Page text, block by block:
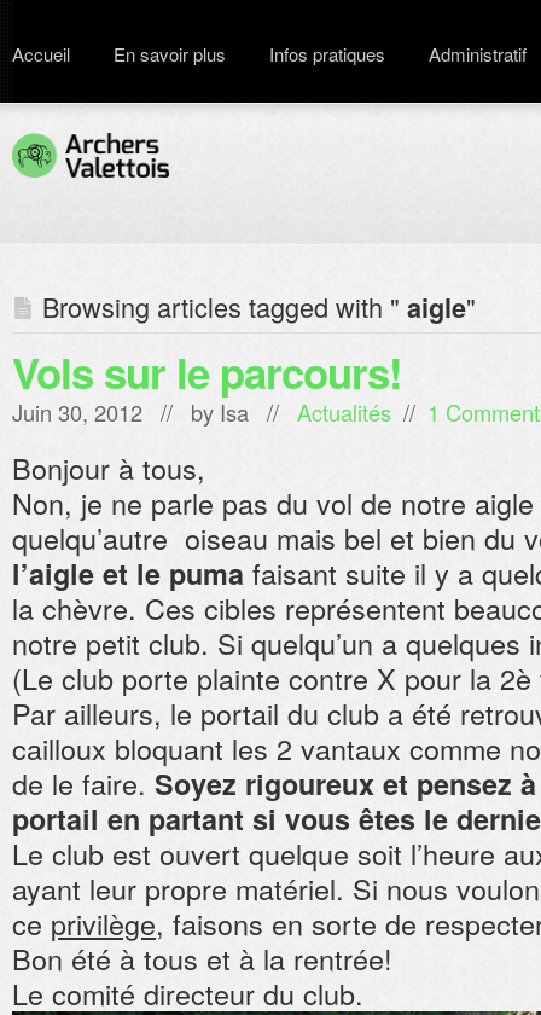
Accueil En savoir plus Infos pratiques Administratif
Browsing articles tagged with " aigle"
Vols sur le parcours!
Juin 30, 2012 // by Isa // Actualités // 1 Comment
Bonjour à tous,
Non, je ne parle pas du vol de notre
quelqu’autre oiseau mais bel et bien du
l’aigle et le puma faisant suite il y a
la chèvre. Ces cibles représentent
notre petit club. Si quelqu’un a
(Le club porte plainte contre X pour la
Par ailleurs, le portail du club a été
cailloux bloquant les 2 vantaux comme
de le faire. Soyez rigoureux et pensez
portail en partant si vous êtes le
Le club est ouvert quelque soit l’heure
ayant leur propre matériel. Si nous
ce privilège, faisons en sorte de
Bon été à tous et à la rentrée!
Le comité directeur du club.